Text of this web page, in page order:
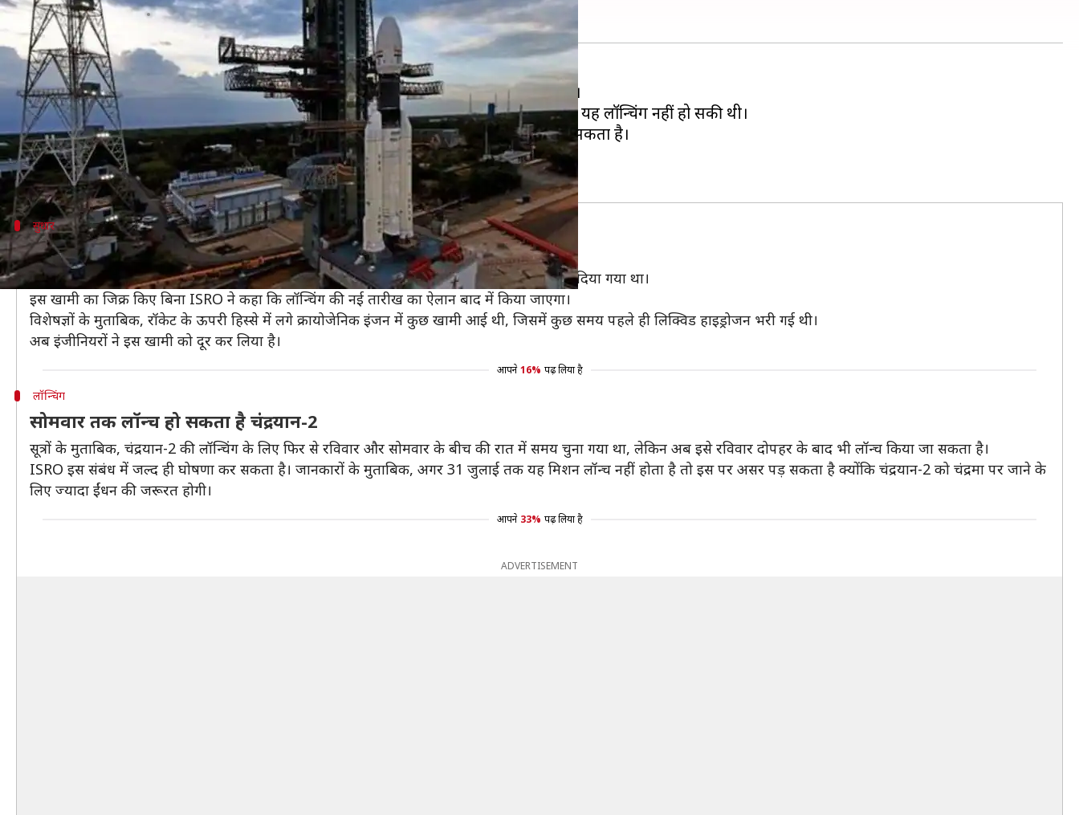
लेखन प्रमोद कुमार Jul 17, 2019 07:53 pm
क्या है खबर?
भारतीय अंतरिक्ष अनुसंधान संगठन (ISRO) चंद्रयान-2 को 21-22 जुलाई के बीच लॉन्च कर सकता है।
ISRO ने इसकी लॉन्चिंग के लिए 15 जुलाई को निर्धारित किया था, लेकिन तकनीकी खामी के कारण यह लॉन्चिंग नहीं हो सकी थी।
मीडिया रिपोर्ट्स के मुताबिक, ISRO चंद्रयान-2 रविवार दोपहर या सोमवार की सुबह तक लॉन्च कर सकता है।
हालांकि, इस बारे में अभी तक कोई आधिकारिक पुष्टि नहीं हुई है।
सुधार
दूर की गई रॉकेट में आई खामी
15 जुलाई को तय चंद्रयान-2 की लॉन्चिंग से एक घंटे पहले रॉकेट के ईंजन में आई खामी के चलते इसे रोक दिया गया था।
इस खामी का जिक्र किए बिना ISRO ने कहा कि लॉन्चिंग की नई तारीख का ऐलान बाद में किया जाएगा।
विशेषज्ञों के मुताबिक, रॉकेट के ऊपरी हिस्से में लगे क्रायोजेनिक इंजन में कुछ खामी आई थी, जिसमें कुछ समय पहले ही लिक्विड हाइड्रोजन भरी गई थी।
अब इंजीनियरों ने इस खामी को दूर कर लिया है।
आपने 16% पढ़ लिया है
लॉन्चिंग
सोमवार तक लॉन्च हो सकता है चंद्रयान-2
सूत्रों के मुताबिक, चंद्रयान-2 की लॉन्चिंग के लिए फिर से रविवार और सोमवार के बीच की रात में समय चुना गया था, लेकिन अब इसे रविवार दोपहर के बाद भी लॉन्च किया जा सकता है।
ISRO इस संबंध में जल्द ही घोषणा कर सकता है। जानकारों के मुताबिक, अगर 31 जुलाई तक यह मिशन लॉन्च नहीं होता है तो इस पर असर पड़ सकता है क्योंकि चंद्रयान-2 को चंद्रमा पर जाने के
लिए ज्यादा ईंधन की जरूरत होगी।
आपने 33% पढ़ लिया है
ADVERTISEMENT